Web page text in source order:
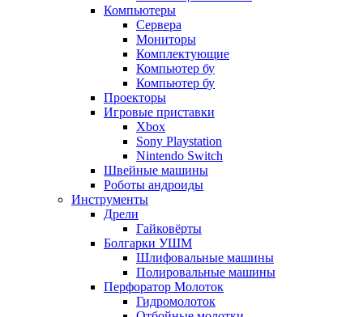
Компьютеры
Сервера
Мониторы
Комплектующие
Компьютер бу
Компьютер бу
Проекторы
Игровые приставки
Xbox
Sony Playstation
Nintendo Switch
Швейные машины
Роботы андроиды
Инструменты
Дрели
Гайковёрты
Болгарки УШМ
Шлифовальные машины
Полировальные машины
Перфоратор Молоток
Гидромолоток